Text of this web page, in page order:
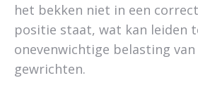
het bekken niet in een
positie staat, wat kan leiden
onevenwichtige belasting
gewrichten.